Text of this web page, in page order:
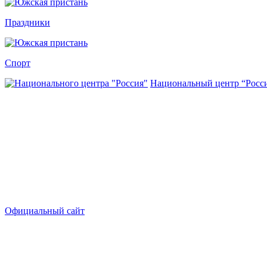
Праздники
Спорт
Национальный центр
Официальный сайт